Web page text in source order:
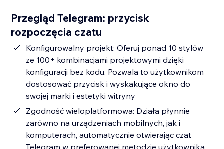
Przegląd Telegram: przycisk
rozpoczęcia czatu
Konfigurowalny projekt: Oferuj ponad 10 stylów
ze 100+ kombinacjami projektowymi dzięki
konfiguracji bez kodu. Pozwala to użytkownikom
dostosować przycisk i wyskakujące okno do
swojej marki i estetyki witryny
Zgodność wieloplatformowa: Działa płynnie
zarówno na urządzeniach mobilnych, jak i
komputerach, automatycznie otwierając czat